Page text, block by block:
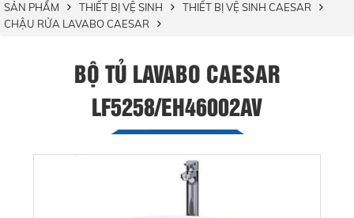
SẢN PHẨM THIẾT BỊ VỆ SINH
THIẾT BỊ VỆ SINH CAESAR
CHẬU RỬA LAVABO CAESAR
BỘ TỦ LAVABO CAESAR
LF5258/EH46002AV